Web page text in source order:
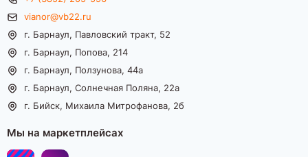
vianor@vb22.ru
г. Барнаул, Павловский тракт, 52
г. Барнаул, Попова, 214
г. Барнаул, Ползунова, 44а
г. Барнаул, Солнечная Поляна, 22а
г. Бийск, Михаила Митрофанова, 2б
Мы на маркетплейсах